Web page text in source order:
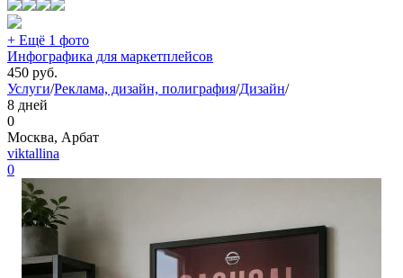
+ Ещё 1 фото
Инфографика для маркетплейсов
450 руб.
Услуги/Реклама, дизайн, полиграфия/Дизайн/
8 дней
0
Москва, Арбат
viktallina
0